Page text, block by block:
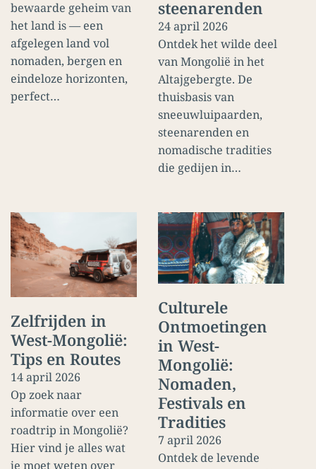
bewaarde geheim van
het land is — een
afgelegen land vol
nomaden, bergen en
eindeloze horizonten,
perfect…
steenarenden
24 april 2026
Ontdek het wilde deel
van Mongolië in het
Altajgebergte. De
thuisbasis van
sneeuwluipaarden,
steenarenden en
nomadische tradities
die gedijen in…
Zelfrijden in
West-Mongolië:
Tips en Routes
14 april 2026
Op zoek naar
informatie over een
roadtrip in Mongolië?
Hier vind je alles wat
je moet weten over
Culturele
Ontmoetingen
in West-
Mongolië:
Nomaden,
Festivals en
Tradities
7 april 2026
Ontdek de levende